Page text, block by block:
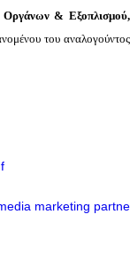
Οργάνων & Εξοπλισμού,
του αναλογούντος